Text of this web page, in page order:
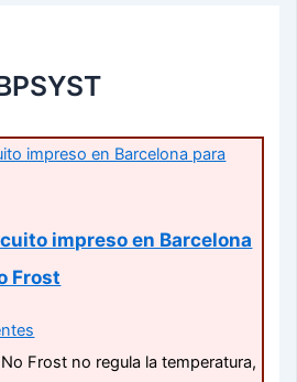
impreso en Barcelona
Frost
Frost no regula la temperatura,